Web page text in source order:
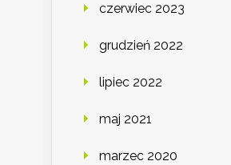
czerwiec 2023
grudzień 2022
lipiec 2022
maj 2021
marzec 2020